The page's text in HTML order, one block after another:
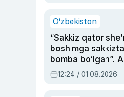
O‘zbekiston
“Sakkiz qator
boshimga sakkizta
bomba bo‘lgan”.
Oripovni siyosiy
ayblovlardan asrab
12:24 / 01.08.2026